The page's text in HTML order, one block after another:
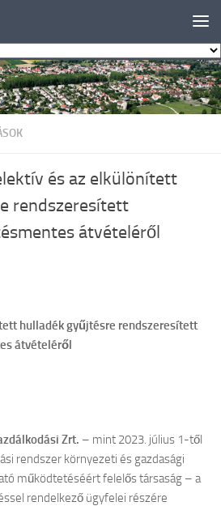
és az elkülönített
rendszeresített
átvételéről
hulladék gyűjtésre rendszeresített
átvételéről
Zrt. – mint 2023. július 1-től
rendszer környezeti és gazdasági
működtetéséért felelős társaság – a
rendelkező ügyfelei részére